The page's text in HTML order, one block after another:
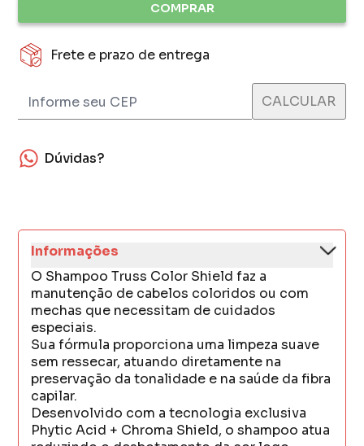
COMPRAR
Frete e prazo de entrega
Dúvidas?
Informações
O Shampoo Truss Color Shield faz a
manutenção de cabelos coloridos ou com
mechas que necessitam de cuidados
especiais.
Sua fórmula proporciona uma limpeza suave
sem ressecar, atuando diretamente na
preservação da tonalidade e na saúde da fibra
capilar.
Desenvolvido com a tecnologia exclusiva
Phytic Acid + Chroma Shield, o shampoo atua